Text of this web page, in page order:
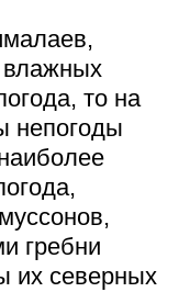
влажных
то на
непогоды
гребни
их северных